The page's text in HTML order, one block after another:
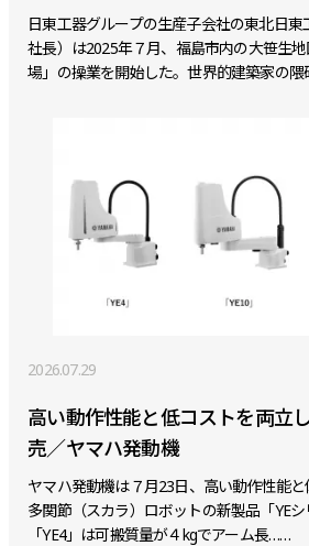
日東工器グループの生産子会社の東北日
社長）は2025年７月、福島市内の大笹生
場」の操業を開始した。世界的建築家の
2026.07.29
高い動作性能と低コストを両立
売／ヤマハ発動機
ヤマハ発動機は７月23日、高い動作性能
多関節（スカラ）ロボットの新製品「YEシ
「YE4」は可搬質量が４kgでアーム長……